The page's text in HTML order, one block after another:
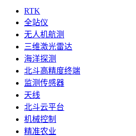
RTK
全站仪
无人机航测
三维激光雷达
海洋探测
北斗高精度终端
监测传感器
天线
北斗云平台
机械控制
精准农业